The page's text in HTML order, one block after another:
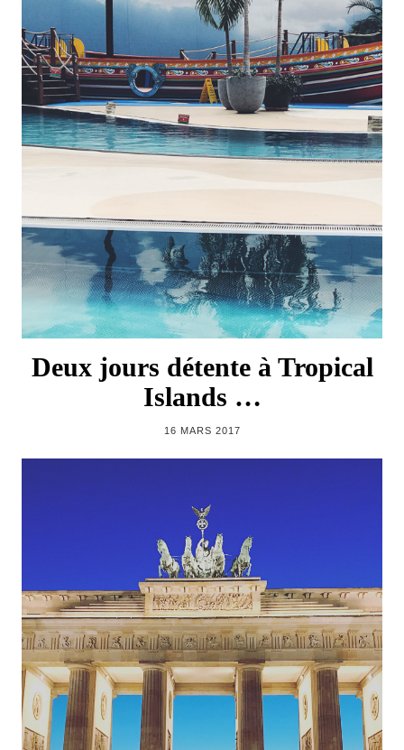
Deux jours détente à Tropical
Islands …
16 MARS 2017